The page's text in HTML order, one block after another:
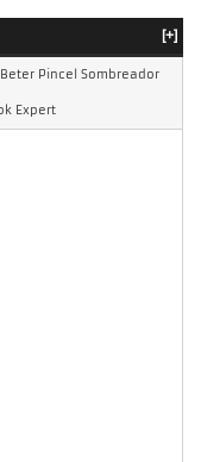
[+]
Beter Pincel Sombreador
Expert